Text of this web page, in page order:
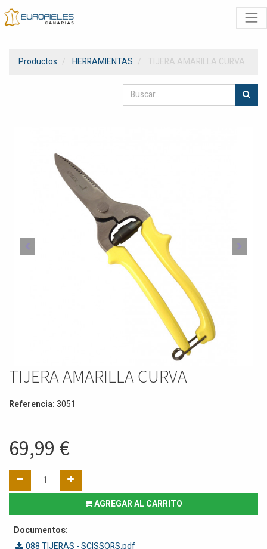
Productos HERRAMIENTAS TIJERA AMARILLA CURVA
TIJERA AMARILLA CURVA
Referencia:3051
69,99 €
AGREGAR AL CARRITO
Documentos:
088 TIJERAS - SCISSORS.pdf